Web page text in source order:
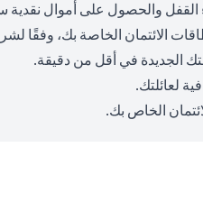
القفل والحصول على أموال نقدية
الجديدة في أقل من دقيقة.
لعائلتك.
الخاص بك.